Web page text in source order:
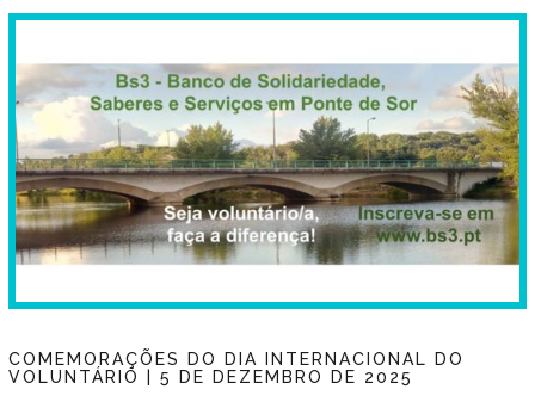
COMEMORAÇÕES DO DIA INTERNACIONAL DO
VOLUNTÁRIO | 5 DE DEZEMBRO DE 2025